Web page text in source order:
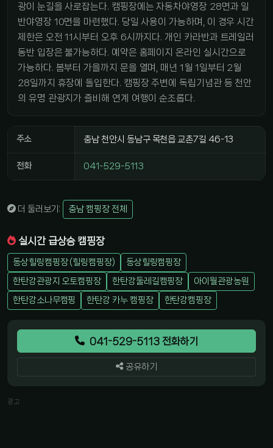
광이 눈길을 사로잡는다. 캠핑장에는 자동차야영장 28면과 일
반야영장 10면을 마련했다. 당일 사용이 가능하며, 이 경우 시간
제한은 오전 11시부터 오후 6시까지다. 개인 카라반과 트레일러
동반 입장은 불가능하다. 예약은 홈페이지 온라인 실시간으로
가능하다. 봄부터 가을까지 문을 열며, 매년 1월 1일부터 2월
28일까지 휴장에 돌입한다. 캠핑장 주변에 독립기념관 등 천안
의 유명 관광지가 즐비해 연계 여행이 순조롭다.
주소 충남 천안시 동남구 목천읍 교촌7길 46-13
전화 041-529-5113
더 둘러보기: 충남 캠핑장 전체
실시간 급상승 캠핑장
동상힐링캠핑장 (힐링캠핑장)
동상힐링캠핑장
한탄강관광지 오토캠핑장
한탄강둘레길캠핑장
아이월관광농원
한탄강소나무캠핑
한탄강 카누 캠핑장 한탄강캠핑장
041-529-5113 전화하기
공유하기
광고